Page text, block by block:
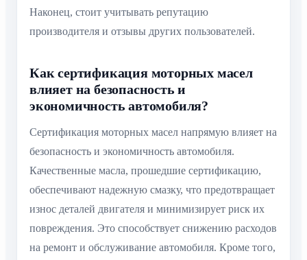
Наконец, стоит учитывать репутацию
производителя и отзывы других пользователей.
Как сертификация моторных масел
влияет на безопасность и
экономичность автомобиля?
Сертификация моторных масел напрямую влияет на
безопасность и экономичность автомобиля.
Качественные масла, прошедшие сертификацию,
обеспечивают надежную смазку, что предотвращает
износ деталей двигателя и минимизирует риск их
повреждения. Это способствует снижению расходов
на ремонт и обслуживание автомобиля. Кроме того,